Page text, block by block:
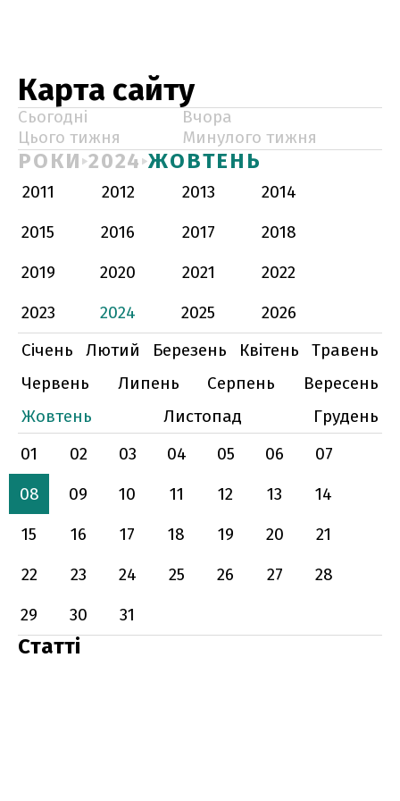
Карта сайту
Сьогодні
Вчора
Цього тижня
Минулого тижня
РОКИ 2024 ЖОВТЕНЬ
2011 2012 2013
2014
2015
2016 2017
2018
2019
2020 2021
2022
2023
2024 2025
2026
Січень
Лютий Березень Квітень
Травень
Червень
Липень Серпень
Вересень
Жовтень
Листопад
Грудень
01
02 03 04 05 06
07
08
09 10 11 12 13
14
15
16 17 18 19 20
21
22
23 24 25 26 27
28
29
30 31
Статті